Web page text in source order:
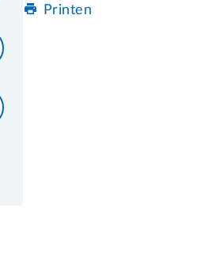
Printen